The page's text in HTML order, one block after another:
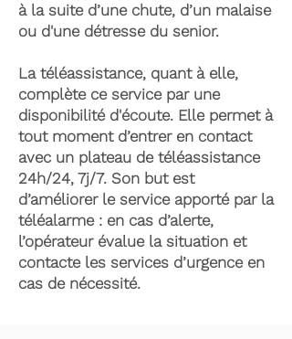
à la suite d’une chute, d’un malaise
ou d'une détresse du senior.
La téléassistance, quant à elle,
complète ce service par une
disponibilité d'écoute. Elle permet à
tout moment d’entrer en contact
avec un plateau de téléassistance
24h/24, 7j/7. Son but est
d’améliorer le service apporté par la
téléalarme : en cas d’alerte,
l’opérateur évalue la situation et
contacte les services d’urgence en
cas de nécessité.